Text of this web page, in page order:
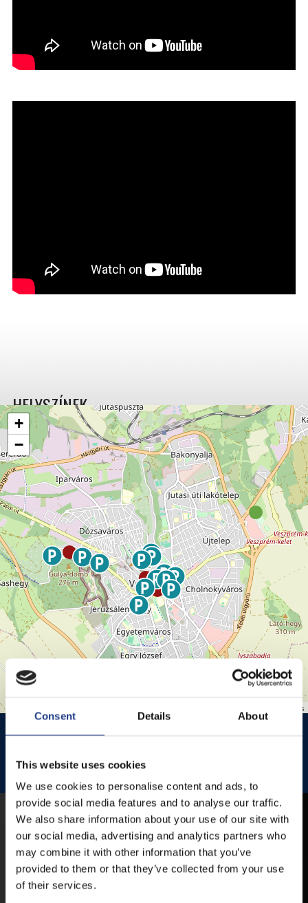
Consent Details About
This website uses cookies
We use cookies to personalise content and ads, to
provide social media features and to analyse our traffic.
We also share information about your use of our site with
our social media, advertising and analytics partners who
may combine it with other information that you’ve
provided to them or that they’ve collected from your use
of their services.
+
−
contributors
HELYSZÍNEK
ROZÉ, RIZLING, JAZZ FESZTIVÁL
MOBIL APP